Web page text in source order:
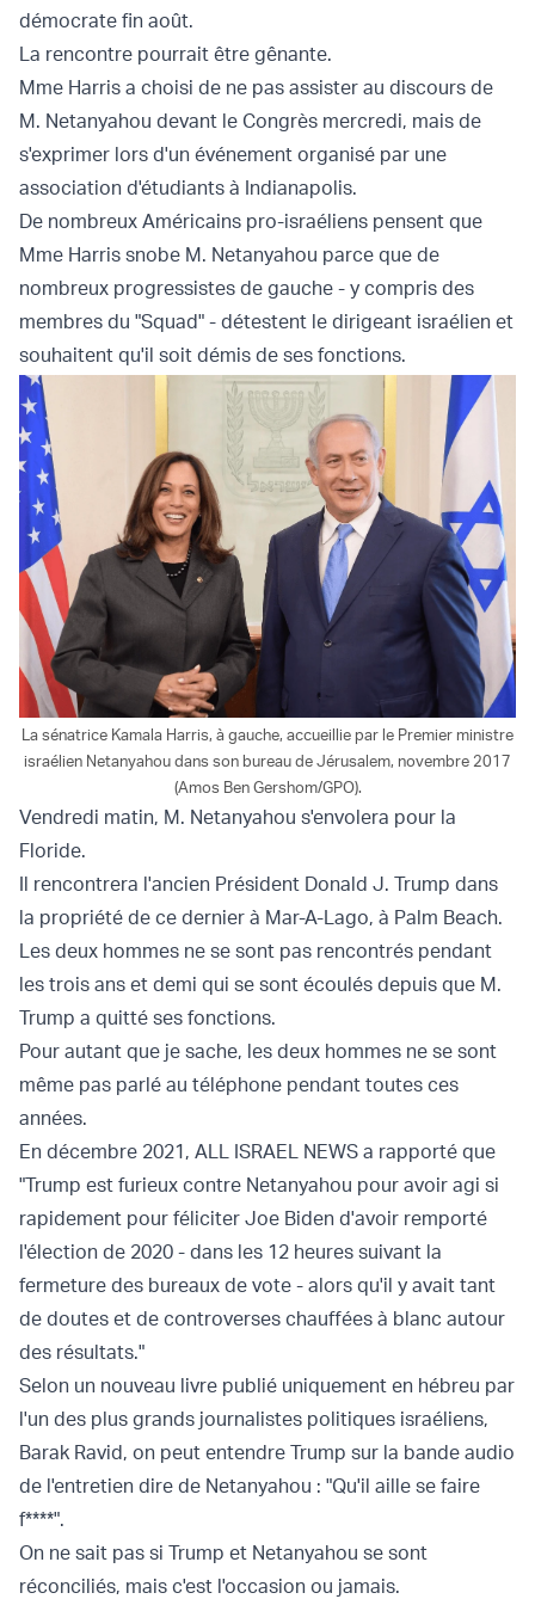
démocrate fin août.
La rencontre pourrait être gênante.
Mme Harris a choisi de ne pas assister au discours de
M. Netanyahou devant le Congrès mercredi, mais de
s'exprimer lors d'un événement organisé par une
association d'étudiants à Indianapolis.
De nombreux Américains pro-israéliens pensent que
Mme Harris snobe M. Netanyahou parce que de
nombreux progressistes de gauche - y compris des
membres du "Squad" - détestent le dirigeant israélien et
souhaitent qu'il soit démis de ses fonctions.
La sénatrice Kamala Harris, à gauche, accueillie par le Premier ministre
israélien Netanyahou dans son bureau de Jérusalem, novembre 2017
(Amos Ben Gershom/GPO).
Vendredi matin, M. Netanyahou s'envolera pour la
Floride.
Il rencontrera l'ancien Président Donald J. Trump dans
la propriété de ce dernier à Mar-A-Lago, à Palm Beach.
Les deux hommes ne se sont pas rencontrés pendant
les trois ans et demi qui se sont écoulés depuis que M.
Trump a quitté ses fonctions.
Pour autant que je sache, les deux hommes ne se sont
même pas parlé au téléphone pendant toutes ces
années.
En décembre 2021, ALL ISRAEL NEWS a rapporté que
"Trump est furieux contre Netanyahou pour avoir agi si
rapidement pour féliciter Joe Biden d'avoir remporté
l'élection de 2020 - dans les 12 heures suivant la
fermeture des bureaux de vote - alors qu'il y avait tant
de doutes et de controverses chauffées à blanc autour
des résultats."
Selon un nouveau livre publié uniquement en hébreu par
l'un des plus grands journalistes politiques israéliens,
Barak Ravid, on peut entendre Trump sur la bande audio
de l'entretien dire de Netanyahou : "Qu'il aille se faire
f****".
On ne sait pas si Trump et Netanyahou se sont
réconciliés, mais c'est l'occasion ou jamais.